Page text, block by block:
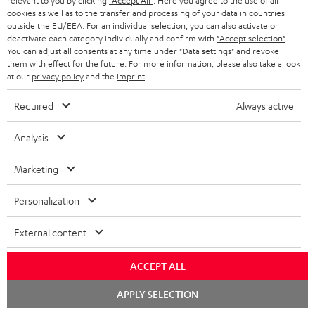
r
l
a
d
n
Konformitätserklärung: 5,0 m Subwoofer-Kabel
C3550W
P
d
k
t
F
Q
s
Hilfe zu diesem Produkt
I
f
o
r
m
Gesetzliche Gewährleistung
A
u
Audio-Lexikon: Fachbegriffe schnell erklärt
cookies as well as to the transfer and processing of your data in countries
outside the EU/EEA. For an individual selection, you can also activate or
deactivate each category individually and confirm with "Accept selection"
You can adjust all consents at any time under "Data settings" and revoke
them with effect for the future. For more information, please also take a look
at our privacy policyand the imprint
Required Always active
Analysis
Marketing
Personalization
External content
ACCEPT ALL
APPLY SELECTION